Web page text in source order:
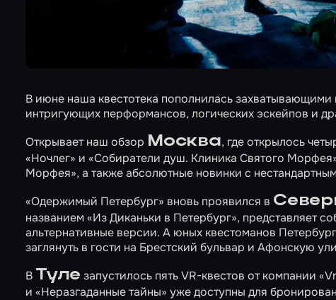
В июне наша квестотека пополнилась
интригующих перформансов, логических эскейпов и
Открывает наш обзор Москва, где открылось
«Ночлег» и «Собиратели душ. Клиника Святого
Морфея», а также абсолютные новинки с
«Одержимый Петербург» вновь проявился в
названием «Из Диканьки в Петербург», представляет
альтернативные версии. А юных квестоманов
заглянуть в гости на Брестский бульвар и Афонскую
В Туле запустилось пять VR-квестов от компании
и «Неразгаданные тайны» уже доступны для